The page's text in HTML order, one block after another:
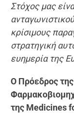
Στόχος μας
κρίσιμους
στρατηγική
ευημερία της
Ο Πρόεδρος
της Medicines